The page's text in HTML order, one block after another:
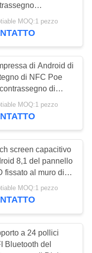
uso
35
la barra
circondante
MOQ:1 pezzo
di Android di
di NFC Poe
di
del supporto
parete RK3288
MOQ:1 pezzo
screen capacitivo
8,1 del pannello
fissato al muro di
RK3288
MOQ:1 pezzo
a 24 pollici
Bluetooth del